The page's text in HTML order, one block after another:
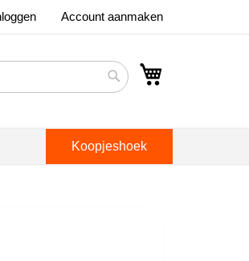
Account aanmaken
Search
Koopjeshoek